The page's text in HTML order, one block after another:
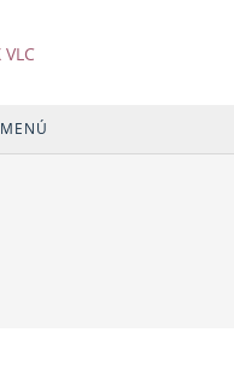
MENÚ